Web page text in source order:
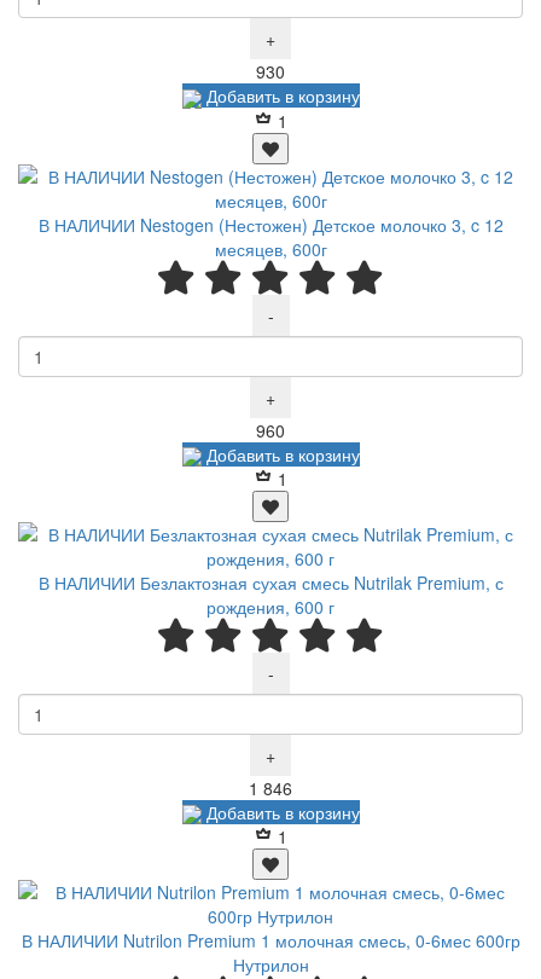
+
930
Добавить в корзину
1
В НАЛИЧИИ Nestogen (Нестожен) Детское молочко 3, c 12
месяцев, 600г
-
+
960
Добавить в корзину
1
В НАЛИЧИИ Безлактозная сухая смесь Nutrilak Premium, с
рождения, 600 г
-
+
1 846
Добавить в корзину
1
В НАЛИЧИИ Nutrilon Premium 1 молочная смесь, 0-6мес 600гр
Нутрилон